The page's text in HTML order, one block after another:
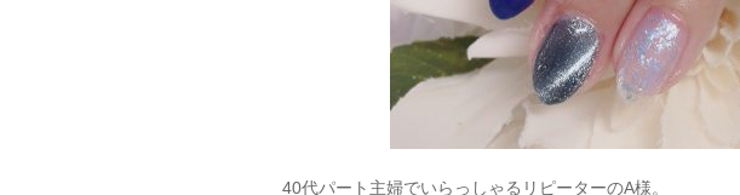
40代パート主婦でいらっしゃるリピーターのA様。